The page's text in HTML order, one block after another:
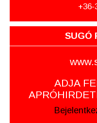
+36-
SUGÓ
ADJA